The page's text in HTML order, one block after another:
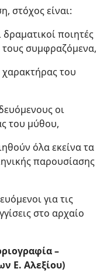
στόχος είναι:
δραματικοί ποιητές
τους συμφραζόμενα,
χαρακτήρας του
οι
του μύθου,
όλα εκείνα τα
παρουσίασης
για τις
στο αρχαίο
–
Ε. Αλεξίου)